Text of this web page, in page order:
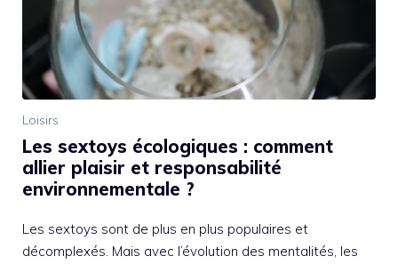
Loisirs
Les sextoys écologiques : comment
allier plaisir et responsabilité
environnementale ?
Les sextoys sont de plus en plus populaires et
décomplexés. Mais avec l’évolution des mentalités, les